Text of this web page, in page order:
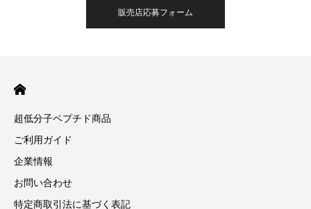
販売店応募フォーム
超低分子ペプチド商品
ご利用ガイド
企業情報
お問い合わせ
特定商取引法に基づく表記